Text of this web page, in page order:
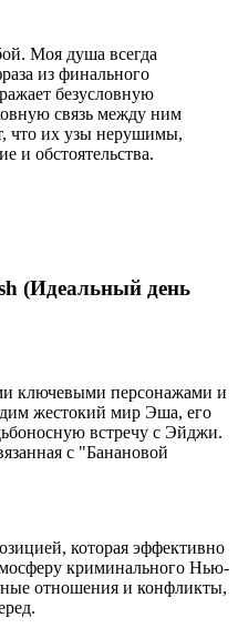
Моя душа всегда
из финального
безусловную
связь между ним
что их узы нерушимы,
и обстоятельства.
(Идеальный день
ключевыми персонажами и
жестокий мир Эша, его
встречу с Эйджи.
с "Банановой
которая эффективно
криминального Нью-
отношения и конфликты,